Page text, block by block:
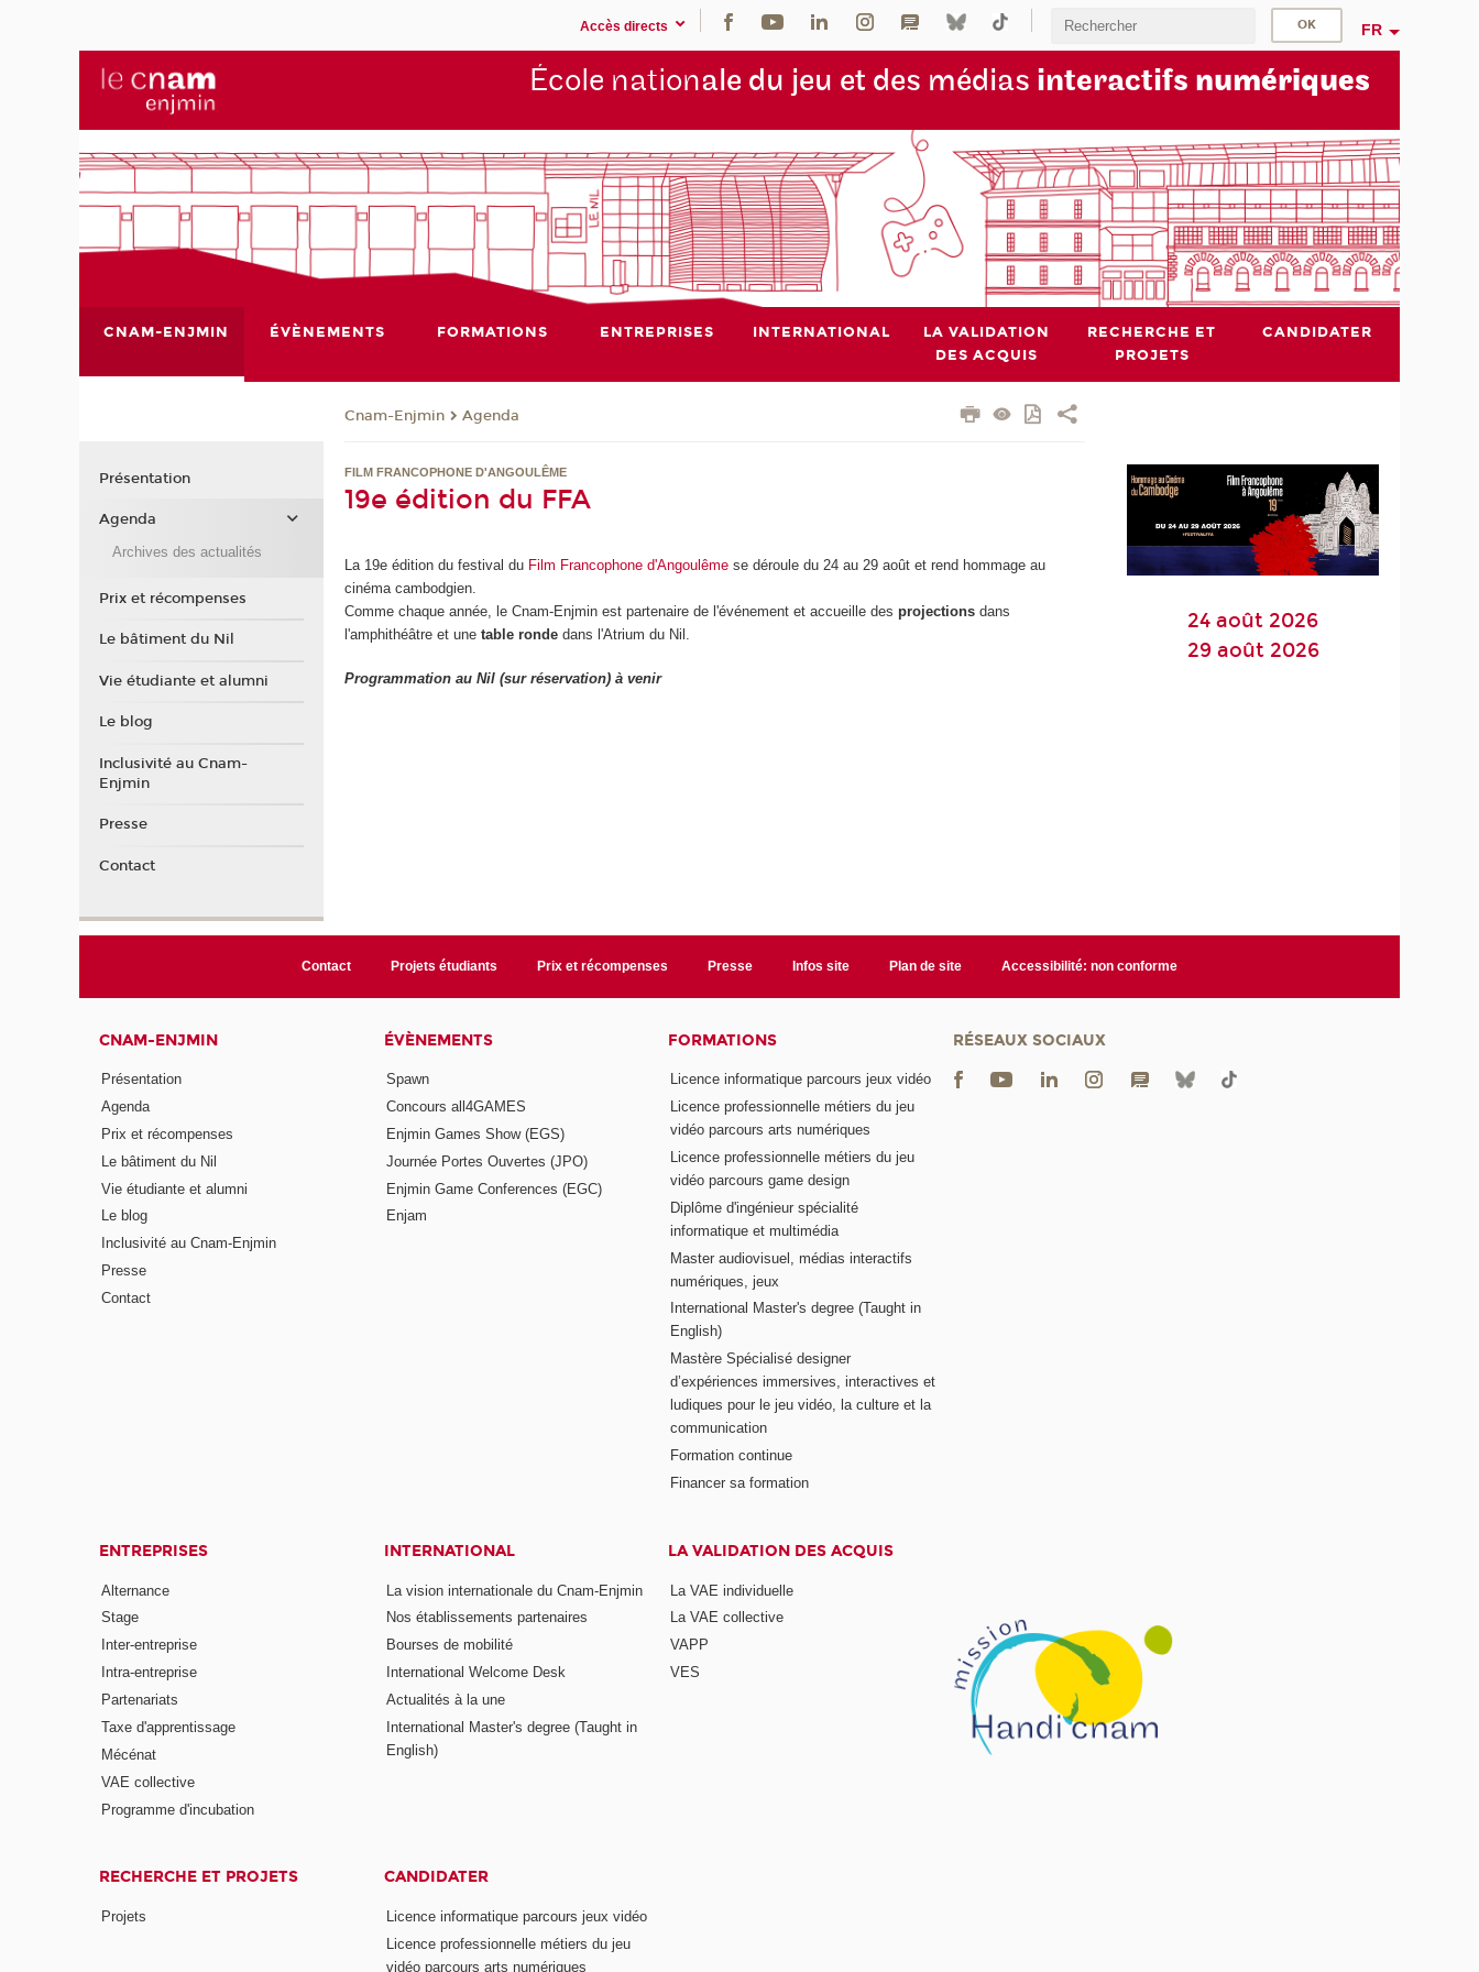
Accès directs FR
École nationale du jeu et des médias interactifs numériques
CNAM-ENJMIN ÉVÈNEMENTS FORMATIONS ENTREPRISES INTERNATIONAL
LA VALIDATION
DES ACQUIS
RECHERCHE ET
PROJETS
CANDIDATER
Cnam-Enjmin Agenda
FILM FRANCOPHONE D'ANGOULÊME
19e édition du FFA
La 19e édition du festival du Film Francophone d'Angoulême se déroule du 24 au 29 août et rend hommage au
cinéma cambodgien.
Comme chaque année, le Cnam-Enjmin est partenaire de l'événement et accueille desprojectionsdans
l'amphithéâtre et unetable ronde dans l'Atrium du Nil.
Programmation au Nil (sur réservation) à venir
24 août 2026
29 août 2026
Présentation
Agenda
Archives des actualités
Prix et récompenses
Le bâtiment du Nil
Vie étudiante et alumni
Le blog
Inclusivité au Cnam-
Enjmin
Presse
Contact
Contact Projets étudiants Prix et récompenses Presse Infos site Plan de site Accessibilité: non conforme
CNAM-ENJMIN
Présentation
Agenda
Prix et récompenses
Le bâtiment du Nil
Vie étudiante et alumni
Le blog
Inclusivité au Cnam-Enjmin
Presse
Contact
ÉVÈNEMENTS
Spawn
Concours all4GAMES
Enjmin Games Show (EGS)
Journée Portes Ouvertes (JPO)
Enjmin Game Conferences (EGC)
Enjam
FORMATIONS
Licence informatique parcours jeux vidéo
Licence professionnelle métiers du jeu
vidéo parcours arts numériques
Licence professionnelle métiers du jeu
vidéo parcours game design
Diplôme d'ingénieur spécialité
informatique et multimédia
Master audiovisuel, médias interactifs
numériques, jeux
International Master's degree (Taught in
English)
Mastère Spécialisé designer
d’expériences immersives, interactives et
ludiques pour le jeu vidéo, la culture et la
communication
Formation continue
Financer sa formation
ENTREPRISES
Alternance
Stage
Inter-entreprise
Intra-entreprise
Partenariats
Taxe d'apprentissage
Mécénat
VAE collective
Programme d'incubation
INTERNATIONAL
La vision internationale du Cnam-Enjmin
Nos établissements partenaires
Bourses de mobilité
International Welcome Desk
Actualités à la une
International Master's degree (Taught in
English)
LA VALIDATION DES ACQUIS
La VAE individuelle
La VAE collective
VAPP
VES
RECHERCHE ET PROJETS
Projets
CANDIDATER
Licence informatique parcours jeux vidéo
Licence professionnelle métiers du jeu
vidéo parcours arts numériques
RÉSEAUX SOCIAUX